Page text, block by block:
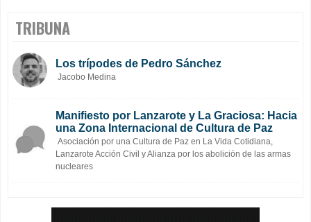
TRIBUNA
Los trípodes de Pedro Sánchez
Jacobo Medina
Manifiesto por Lanzarote y La Graciosa: Hacia
una Zona Internacional de Cultura de Paz
Asociación por una Cultura de Paz en La Vida Cotidiana,
Lanzarote Acción Civil y Alianza por los abolición de las armas
nucleares